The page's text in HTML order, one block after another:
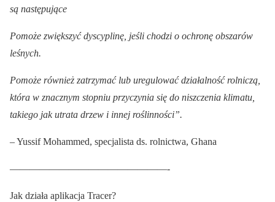
są następujące
Pomoże zwiększyć dyscyplinę, jeśli chodzi o ochronę obszarów
leśnych.
Pomoże również zatrzymać lub uregulować działalność rolniczą,
która w znacznym stopniu przyczynia się do niszczenia klimatu,
takiego jak utrata drzew i innej roślinności”.
– Yussif Mohammed, specjalista ds. rolnictwa, Ghana
————————————————-
Jak działa aplikacja Tracer?